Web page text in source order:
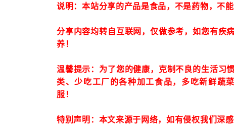
说明：本站分享的产品是食品，不是药物，不
分享内容均转自互联网，仅做参考，如您有疾
养！
温馨提示：为了您的健康，克制不良的生活习
类、少吃工厂的各种加工食品，多吃新鲜蔬
服！
特别声明：本文来源于网络，如有侵权我们深